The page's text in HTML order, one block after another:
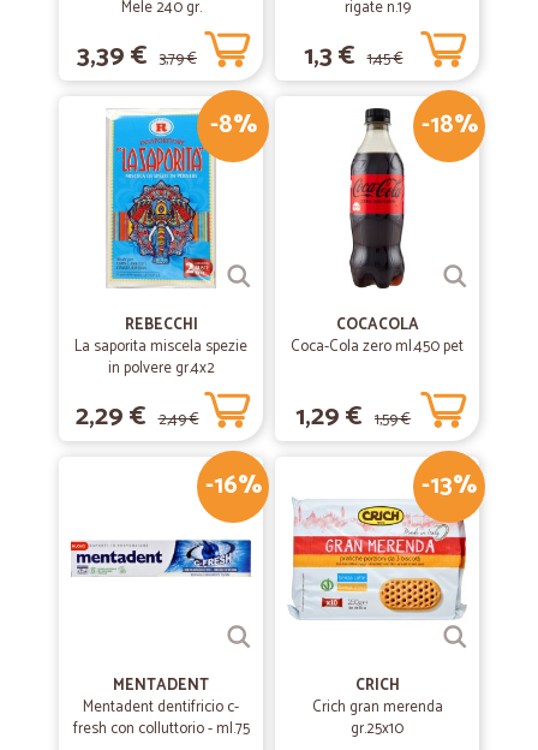
Servizio puntuale e celerissimo
Servizio puntuale e celerissimo
Mele 240 gr.
3,39 € 3,79 €
rigate n.19
1,3 € 1,45 €
-8%
REBECCHI
La saporita miscela spezie
in polvere gr.4x2
2,29 € 2,49 €
-18%
COCACOLA
Coca-Cola zero ml.450 pet
1,29 € 1,59 €
-16%
MENTADENT
Mentadent dentifricio c-
fresh con colluttorio - ml.75
-13%
CRICH
Crich gran merenda
gr.25x10